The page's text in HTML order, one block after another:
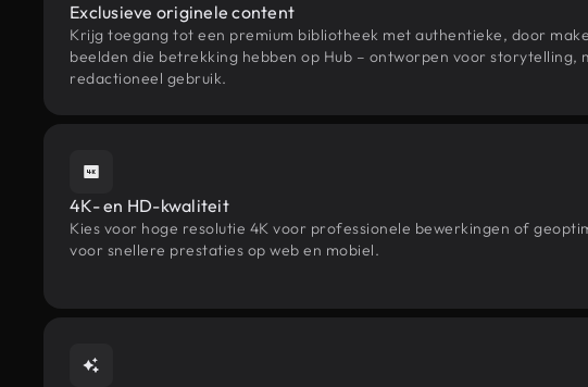
Exclusieve originele content
Krijg toegang tot een premium bibliotheek met authentieke, door
beelden die betrekking hebben op Hub – ontworpen voor storytelling,
redactioneel gebruik.
4K- en HD-kwaliteit
Kies voor hoge resolutie 4K voor professionele bewerkingen of
voor snellere prestaties op web en mobiel.